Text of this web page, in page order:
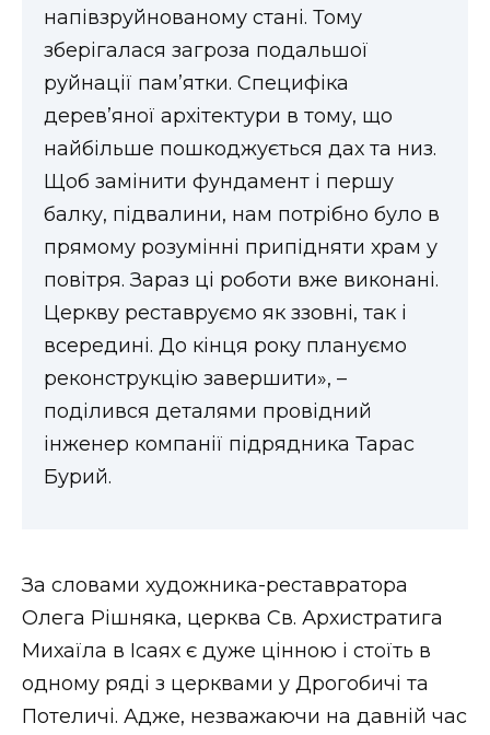
напівзруйнованому стані. Тому
зберігалася загроза подальшої
руйнації пам’ятки. Специфіка
дерев’яної архітектури в тому, що
найбільше пошкоджується дах та низ.
Щоб замінити фундамент і першу
балку, підвалини, нам потрібно було в
прямому розумінні припідняти храм у
повітря. Зараз ці роботи вже виконані.
Церкву реставруємо як ззовні, так і
всередині. До кінця року плануємо
реконструкцію завершити», –
поділився деталями провідний
інженер компанії підрядника Тарас
Бурий.
За словами художника-реставратора
Олега Рішняка, церква Св. Архистратига
Михаїла в Ісаях є дуже цінною і стоїть в
одному ряді з церквами у Дрогобичі та
Потеличі. Адже, незважаючи на давній час